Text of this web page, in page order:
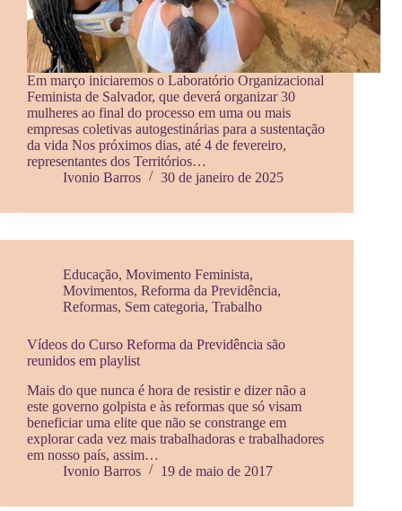
Em março iniciaremos o Laboratório Organizacional
Feminista de Salvador, que deverá organizar 30
mulheres ao final do processo em uma ou mais
empresas coletivas autogestinárias para a sustentação
da vida Nos próximos dias, até 4 de fevereiro,
representantes dos Territórios…
Ivonio Barros
30 de janeiro de 2025
Educação, Movimento Feminista,
Movimentos, Reforma da Previdência,
Reformas, Sem categoria, Trabalho
Vídeos do Curso Reforma da Previdência são
reunidos em playlist
Mais do que nunca é hora de resistir e dizer não a
este governo golpista e às reformas que só visam
beneficiar uma elite que não se constrange em
explorar cada vez mais trabalhadoras e trabalhadores
em nosso país, assim…
Ivonio Barros
19 de maio de 2017